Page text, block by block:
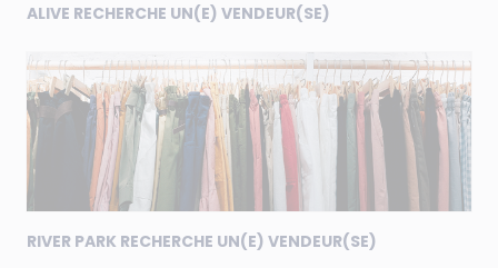
ALIVE RECHERCHE UN(E) VENDEUR(SE)
RIVER PARK RECHERCHE UN(E) VENDEUR(SE)